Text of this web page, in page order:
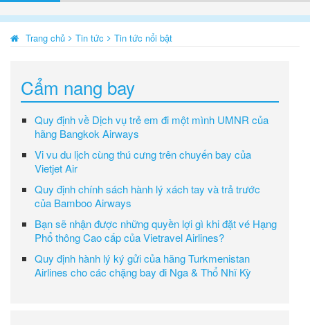
Trang chủ Tin tức Tin tức nổi bật
Cẩm nang bay
Quy định về Dịch vụ trẻ em đi một mình UMNR của
hãng Bangkok Airways
Vi vu du lịch cùng thú cưng trên chuyến bay của
Vietjet Air
Quy định chính sách hành lý xách tay và trả trước
của Bamboo Airways
Bạn sẽ nhận được những quyền lợi gì khi đặt vé Hạng
Phổ thông Cao cấp của Vietravel Airlines?
Quy định hành lý ký gửi của hãng Turkmenistan
Airlines cho các chặng bay đi Nga & Thổ Nhĩ Kỳ